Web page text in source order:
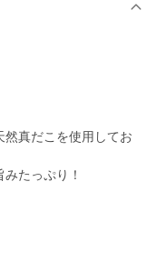
真だこを使用してお
たっぷり！